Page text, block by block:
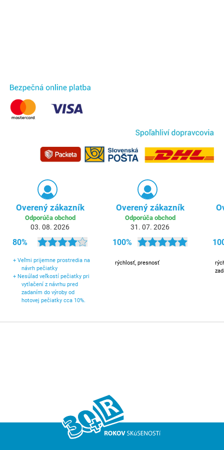
Overený zákazník
Odporúča obchod
03. 08. 2026
80%
+ Veľmi prijemne prostredia na
návrh pečiatky
+ Nesúlad veľkostí pečiatky pri
vytlačení z návrhu pred
zadaním do výroby od
hotovej pečiatky cca 10%.
Overený zákazník
Odporúča obchod
31. 07. 2026
100%
rýchlosť, presnosť